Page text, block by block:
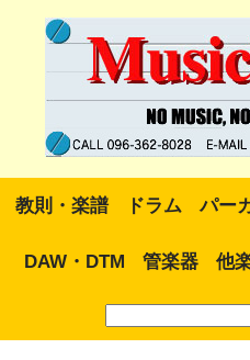
教則・楽譜 ドラム パー
DAW・DTM 管楽器 他